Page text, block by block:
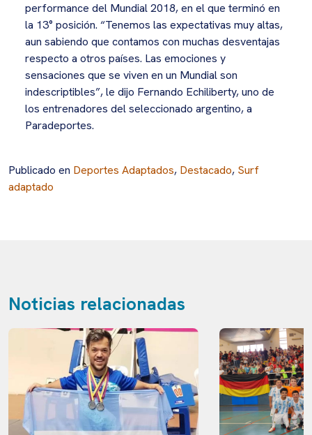
performance del Mundial 2018, en el que terminó en
la 13° posición. “Tenemos las expectativas muy altas,
aun sabiendo que contamos con muchas desventajas
respecto a otros países. Las emociones y
sensaciones que se viven en un Mundial son
indescriptibles”, le dijo Fernando Echiliberty, uno de
los entrenadores del seleccionado argentino, a
Paradeportes.
Publicado en Deportes Adaptados, Destacado, Surf
adaptado
Noticias relacionadas